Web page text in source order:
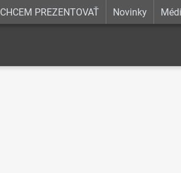
CHCEM PREZENTOVAŤ Novinky